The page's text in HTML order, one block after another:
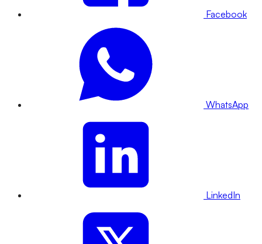
Facebook
WhatsApp
LinkedIn